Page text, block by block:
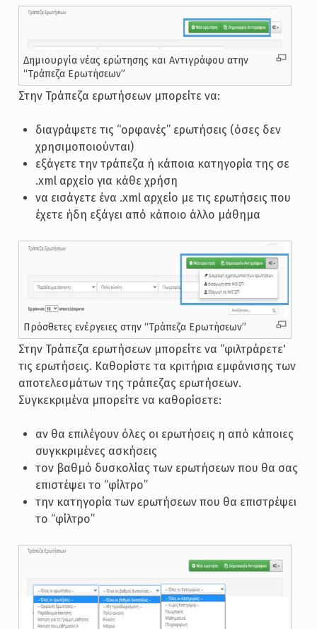
Δημιουργία νέας ερώτησης και Αντιγράφου ατην
“Τράπεζα Ερωτήσεων”
Στην Τράπεζα ερωτήσεων μπορείτε να:
διαγράψετε τις “ορφανές” ερωτήσεις (όσες δεν
χρησιμοποιούνται)
εξάγετε την τράπεζα ή κάποια κατηγορία της σε
.xml αρχείο για κάθε χρήση
να εισάγετε ένα .xml αρχείο με τις ερωτήσεις που
έχετε ήδη εξάγει από κάποιο άλλο μάθημα
Πρόσθετες ενέργειες στην “Τράπεζα Ερωτήσεων”
Στην Τράπεζα ερωτήσεων μπορείτε να “φιλτράρετε'
τις ερωτήσεις. Καθορίστε τα κριτήρια εμφάνισης των
αποτελεσμάτων της τράπεζας ερωτήσεων.
Συγκεκριμένα μπορείτε να καθορίσετε:
αν θα επιλέγουν όλες οι ερωτήσεις η από κάποιες
συγκκριμένες ασκήσεις
τον βαθμό δυσκολίας των ερωτήσεων που θα σας
επιστέψει το “φίλτρο”
την κατηγορία των ερωτήσεων που θα επιστρέψει
το “φίλτρο”